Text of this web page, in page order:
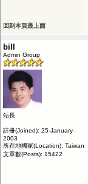
回到本頁最上面
bill
Admin Group
站長
註冊(Joined): 25-January-
2003
所在地國家(Location): Taiwan
文章數(Posts): 15422